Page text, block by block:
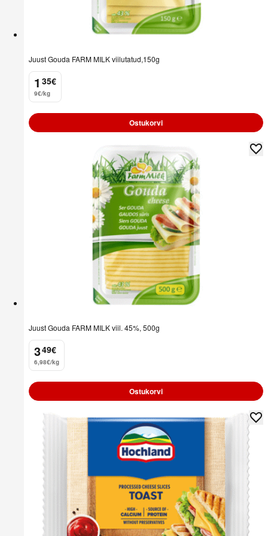
Juust Gouda FARM MILK viilutatud,150g
1
. 35€
9€/kg
Ostukorvi
Juust Gouda FARM MILK viil. 45%, 500g
3
. 49€
6,98€/kg
Ostukorvi